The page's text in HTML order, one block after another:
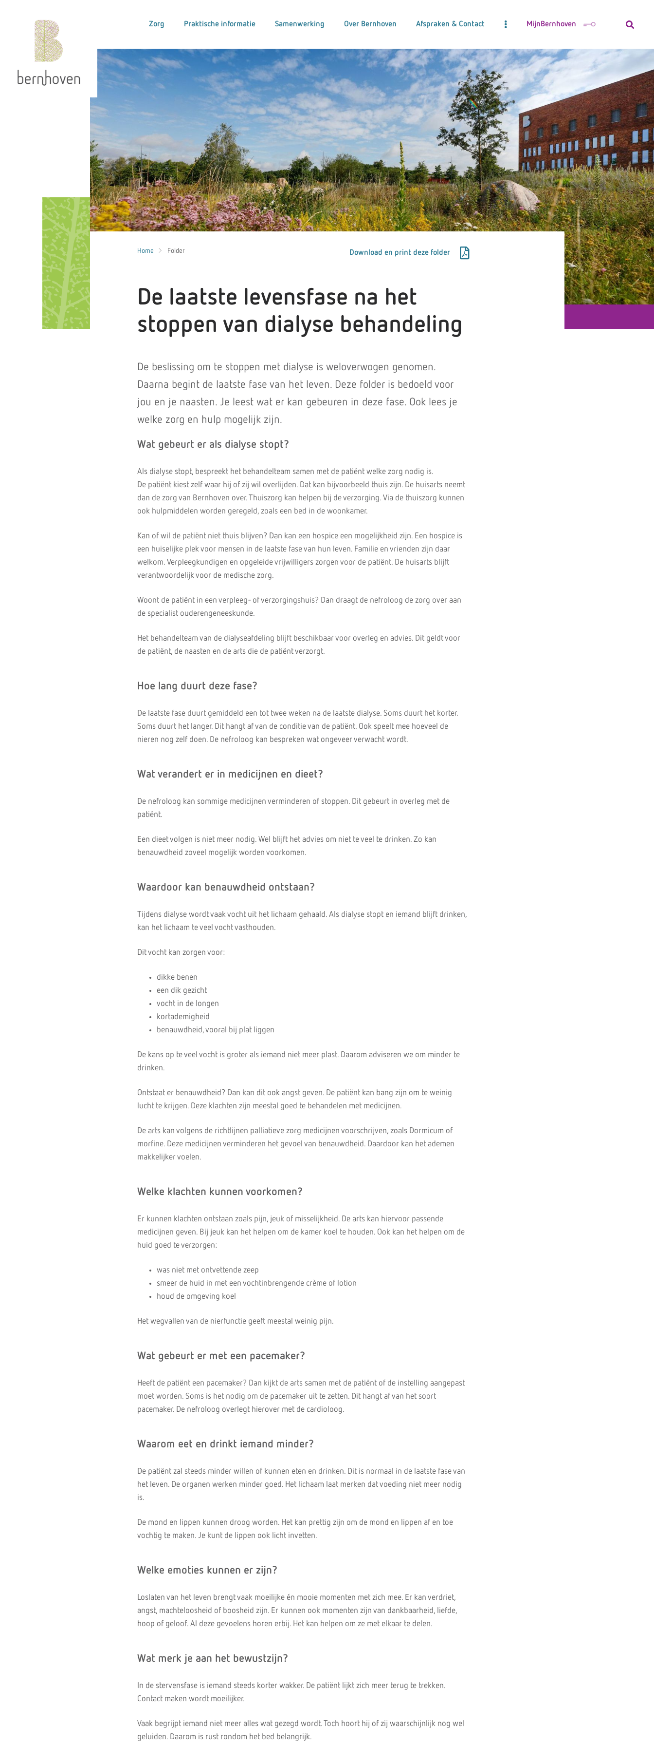
Zorg Praktische informatie Samenwerking Over Bernhoven Afspraken & Contact MijnBernhoven
Home Folder Download en print deze folder
De laatste levensfase na het
stoppen van dialyse behandeling
De beslissing om te stoppen met dialyse is weloverwogen genomen.
Daarna begint de laatste fase van het leven. Deze folder is bedoeld voor
jou en je naasten. Je leest wat er kan gebeuren in deze fase. Ook lees je
welke zorg en hulp mogelijk zijn.
Wat gebeurt er als dialyse stopt?
Als dialyse stopt, bespreekt het behandelteam samen met de patiënt welke zorg nodig is.
De patiënt kiest zelf waar hij of zij wil overlijden. Dat kan bijvoorbeeld thuis zijn. De huisarts neemt
dan de zorg van Bernhoven over. Thuiszorg kan helpen bij de verzorging. Via de thuiszorg kunnen
ook hulpmiddelen worden geregeld, zoals een bed in de woonkamer.
Kan of wil de patiënt niet thuis blijven? Dan kan een hospice een mogelijkheid zijn. Een hospice is
een huiselijke plek voor mensen in de laatste fase van hun leven. Familie en vrienden zijn daar
welkom. Verpleegkundigen en opgeleide vrijwilligers zorgen voor de patiënt. De huisarts blijft
verantwoordelijk voor de medische zorg.
Woont de patiënt in een verpleeg- of verzorgingshuis? Dan draagt de nefroloog de zorg over aan
de specialist ouderengeneeskunde.
Het behandelteam van de dialyseafdeling blijft beschikbaar voor overleg en advies. Dit geldt voor
de patiënt, de naasten en de arts die de patiënt verzorgt.
Hoe lang duurt deze fase?
De laatste fase duurt gemiddeld een tot twee weken na de laatste dialyse. Soms duurt het korter.
Soms duurt het langer. Dit hangt af van de conditie van de patiënt. Ook speelt mee hoeveel de
nieren nog zelf doen. De nefroloog kan bespreken wat ongeveer verwacht wordt.
Wat verandert er in medicijnen en dieet?
De nefroloog kan sommige medicijnen verminderen of stoppen. Dit gebeurt in overleg met de
patiënt.
Een dieet volgen is niet meer nodig. Wel blijft het advies om niet te veel te drinken. Zo kan
benauwdheid zoveel mogelijk worden voorkomen.
Waardoor kan benauwdheid ontstaan?
Tijdens dialyse wordt vaak vocht uit het lichaam gehaald. Als dialyse stopt en iemand blijft drinken,
kan het lichaam te veel vocht vasthouden.
Dit vocht kan zorgen voor:
dikke benen
een dik gezicht
vocht in de longen
kortademigheid
benauwdheid, vooral bij plat liggen
De kans op te veel vocht is groter als iemand niet meer plast. Daarom adviseren we om minder te
drinken.
Ontstaat er benauwdheid? Dan kan dit ook angst geven. De patiënt kan bang zijn om te weinig
lucht te krijgen. Deze klachten zijn meestal goed te behandelen met medicijnen.
De arts kan volgens de richtlijnen palliatieve zorg medicijnen voorschrijven, zoals Dormicum of
morfine. Deze medicijnen verminderen het gevoel van benauwdheid. Daardoor kan het ademen
makkelijker voelen.
Welke klachten kunnen voorkomen?
Er kunnen klachten ontstaan zoals pijn, jeuk of misselijkheid. De arts kan hiervoor passende
medicijnen geven. Bij jeuk kan het helpen om de kamer koel te houden. Ook kan het helpen om de
huid goed te verzorgen:
was niet met ontvettende zeep
smeer de huid in met een vochtinbrengende crème of lotion
houd de omgeving koel
Het wegvallen van de nierfunctie geeft meestal weinig pijn.
Wat gebeurt er met een pacemaker?
Heeft de patiënt een pacemaker? Dan kijkt de arts samen met de patiënt of de instelling aangepast
moet worden. Soms is het nodig om de pacemaker uit te zetten. Dit hangt af van het soort
pacemaker. De nefroloog overlegt hierover met de cardioloog.
Waarom eet en drinkt iemand minder?
De patiënt zal steeds minder willen of kunnen eten en drinken. Dit is normaal in de laatste fase van
het leven. De organen werken minder goed. Het lichaam laat merken dat voeding niet meer nodig
is.
De mond en lippen kunnen droog worden. Het kan prettig zijn om de mond en lippen af en toe
vochtig te maken. Je kunt de lippen ook licht invetten.
Welke emoties kunnen er zijn?
Loslaten van het leven brengt vaak moeilijke én mooie momenten met zich mee. Er kan verdriet,
angst, machteloosheid of boosheid zijn. Er kunnen ook momenten zijn van dankbaarheid, liefde,
hoop of geloof. Al deze gevoelens horen erbij. Het kan helpen om ze met elkaar te delen.
Wat merk je aan het bewustzijn?
In de stervensfase is iemand steeds korter wakker. De patiënt lijkt zich meer terug te trekken.
Contact maken wordt moeilijker.
Vaak begrijpt iemand niet meer alles wat gezegd wordt. Toch hoort hij of zij waarschijnlijk nog wel
geluiden. Daarom is rust rondom het bed belangrijk.